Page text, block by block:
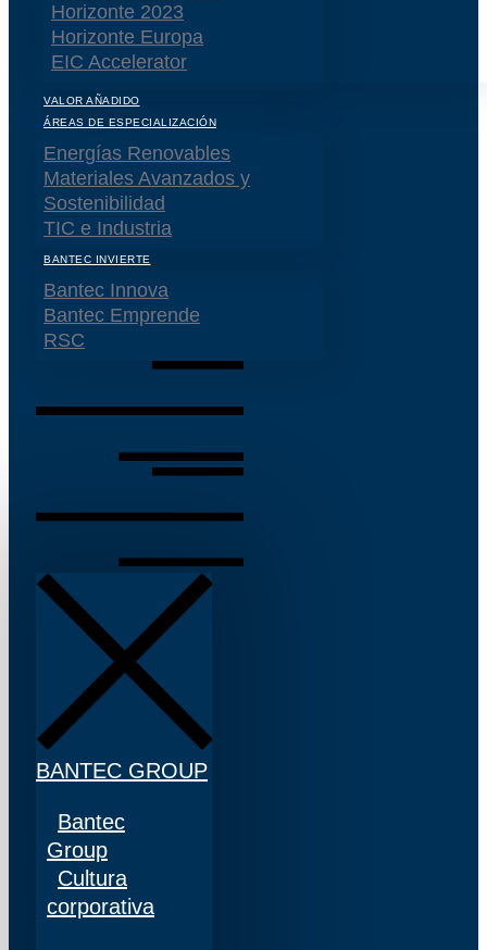
Horizonte 2023
Horizonte Europa
EIC Accelerator
VALOR AÑADIDO
ÁREAS DE ESPECIALIZACIÓN
Energías Renovables
Materiales Avanzados y
Sostenibilidad
TIC e Industria
BANTEC INVIERTE
Bantec Innova
Bantec Emprende
RSC
BANTEC GROUP
Bantec
Group
Cultura
corporativa